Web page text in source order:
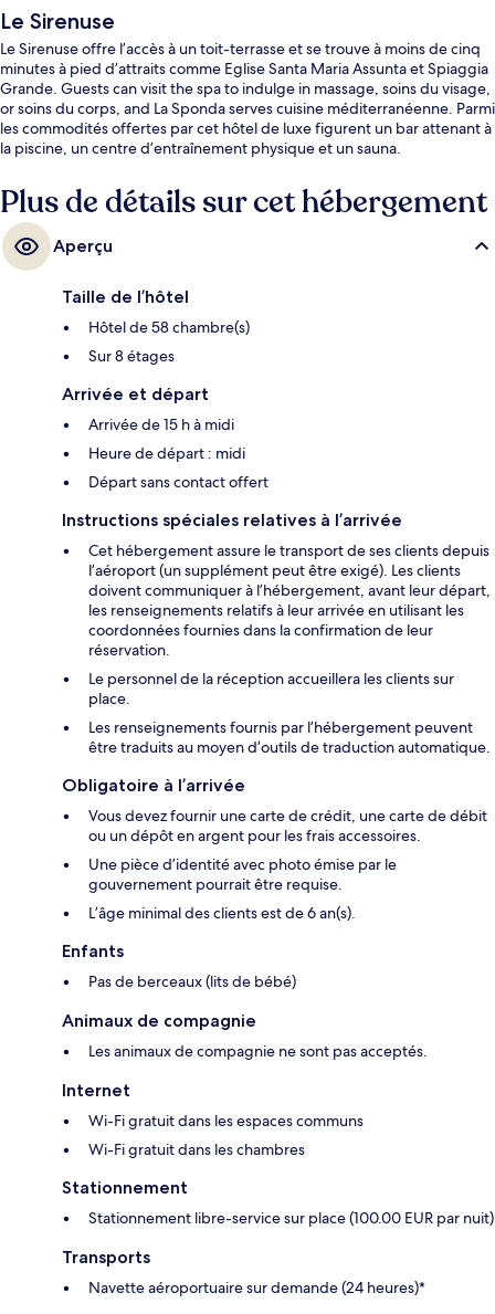
Le Sirenuse
Le Sirenuse offre l’accès à un toit-terrasse et se trouve à moins de cinq
minutes à pied d’attraits comme Eglise Santa Maria Assunta et Spiaggia
Grande. Guests can visit the spa to indulge in massage, soins du visage,
or soins du corps, and La Sponda serves cuisine méditerranéenne. Parmi
les commodités offertes par cet hôtel de luxe figurent un bar attenant à
la piscine, un centre d’entraînement physique et un sauna.
Plus de détails sur cet hébergement
Aperçu
Taille de l’hôtel
Hôtel de 58 chambre(s)
Sur 8 étages
Arrivée et départ
Arrivée de 15 h à midi
Heure de départ : midi
Départ sans contact offert
Instructions spéciales relatives à l’arrivée
Cet hébergement assure le transport de ses clients depuis
l’aéroport (un supplément peut être exigé). Les clients
doivent communiquer à l’hébergement, avant leur départ,
les renseignements relatifs à leur arrivée en utilisant les
coordonnées fournies dans la confirmation de leur
réservation.
Le personnel de la réception accueillera les clients sur
place.
Les renseignements fournis par l’hébergement peuvent
être traduits au moyen d’outils de traduction automatique.
Obligatoire à l’arrivée
Vous devez fournir une carte de crédit, une carte de débit
ou un dépôt en argent pour les frais accessoires.
Une pièce d’identité avec photo émise par le
gouvernement pourrait être requise.
L’âge minimal des clients est de 6 an(s).
Enfants
Pas de berceaux (lits de bébé)
Animaux de compagnie
Les animaux de compagnie ne sont pas acceptés.
Internet
Wi-Fi gratuit dans les espaces communs
Wi-Fi gratuit dans les chambres
Stationnement
Stationnement libre-service sur place (100.00 EUR par nuit)
Transports
Navette aéroportuaire sur demande (24 heures)*